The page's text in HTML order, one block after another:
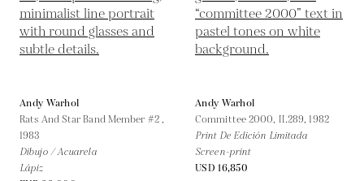
Andy Warhol
Rats And Star Band Member #2 ,
1983
Dibujo / Acuarela
Lápiz
Andy Warhol
Committee 2000, II.289,1982
Print De Edición Limitada
Screen-print
USD 16,850